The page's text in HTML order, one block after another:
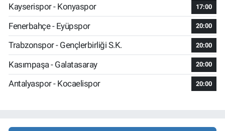
Kayserispor - Konyaspor
17:00
Fenerbahçe - Eyüpspor 20:00
Trabzonspor - Gençlerbirliği S.K. 20:00
Kasımpaşa - Galatasaray 20:00
Antalyaspor - Kocaelispor 20:00